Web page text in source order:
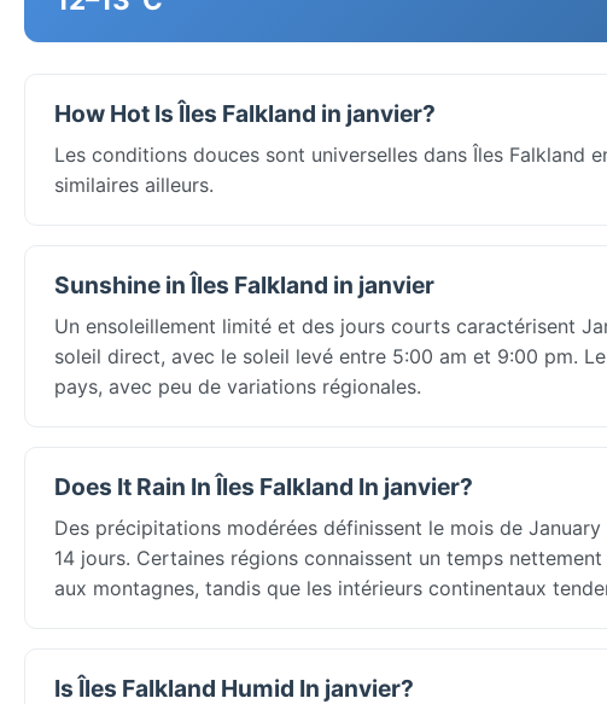
How Hot Is Îles Falkland in janvier?
Les conditions douces sont universelles dans Îles Falkland
similaires ailleurs.
Sunshine in Îles Falkland in janvier
Un ensoleillement limité et des jours courts caractérisent
soleil direct, avec le soleil levé entre 5:00 am et 9:00 pm.
pays, avec peu de variations régionales.
Does It Rain In Îles Falkland In janvier?
Des précipitations modérées définissent le mois de
14 jours. Certaines régions connaissent un temps
aux montagnes, tandis que les intérieurs continentaux
Is Îles Falkland Humid In janvier?